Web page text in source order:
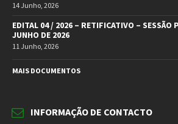
14 Junho, 2026
EDITAL 04 / 2026 – RETIFICATIVO – SESSÃO
JUNHO DE 2026
11 Junho, 2026
MAIS DOCUMENTOS
INFORMAÇÃO DE CONTACTO